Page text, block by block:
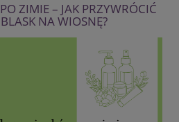
ZIMIE – JAK PRZYWRÓCIĆ
NA WIOSNĘ?